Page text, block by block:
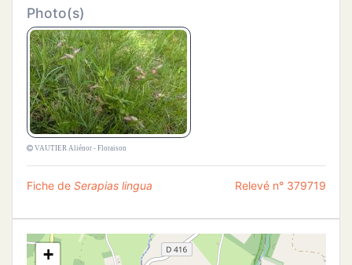
Photo(s)
VAUTIER Aliénor - Floraison
Fiche de Serapias lingua Relevé n° 379719
+